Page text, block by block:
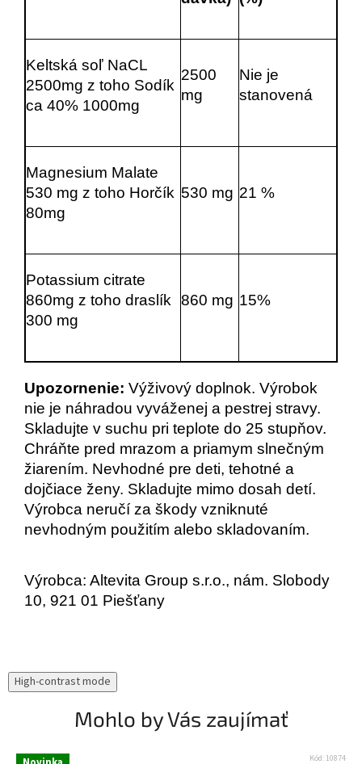
Keltská soľ NaCL
2500mg z toho Sodík
ca 40% 1000mg
2500
mg
Nie je
stanovená
Magnesium Malate
530 mg z toho Horčík
80mg
530 mg 21 %
Potassium citrate
860mg z toho draslík
300 mg
860 mg 15%
Upozornenie: Výživový doplnok. Výrobok
nie je náhradou vyváženej a pestrej stravy.
Skladujte v suchu pri teplote do 25 stupňov.
Chráňte pred mrazom a priamym slnečným
žiarením. Nevhodné pre deti, tehotné a
dojčiace ženy. Skladujte mimo dosah detí.
Výrobca neručí za škody vzniknuté
nevhodným použitím alebo skladovaním.
Výrobca: Altevita Group s.r.o., nám. Slobody
10, 921 01 Piešťany
High-contrast mode
Mohlo by Vás zaujímať
Kód: 10874